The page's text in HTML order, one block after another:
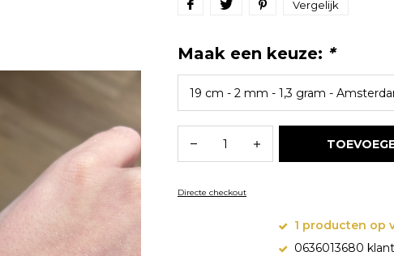
Vergelijk
Maak een keuze: *
Directe checkout
1 producten op
0636013680